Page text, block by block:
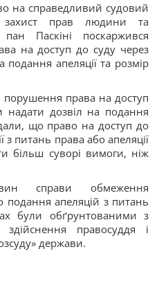
на справедливий судовий
захист прав людини та
Паскіні поскаржився
на доступ до суду через
апеляції та розмір
порушення права на доступ
надати дозвіл на подання
що право на доступ до
з питань права або апеляції
більш суворі вимоги, ніж
справи обмеження
подання апеляцій з питань
були обґрунтованими з
правосуддя і
держави.